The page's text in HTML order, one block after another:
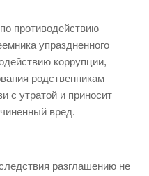
противодействию
упраздненного
коррупции,
родственникам
с утратой и приносит
вред.
разглашению не